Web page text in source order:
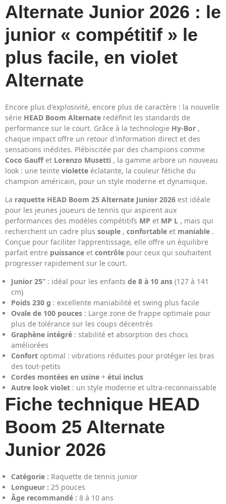
Alternate Junior 2026 : le
junior « compétitif » le
plus facile, en violet
Alternate
Encore plus d'explosivité, encore plus de caractère : la nouvelle
série HEAD Boom Alternate redéfinit les standards de
performance sur le court. Grâce à la technologie Hy-Bor ,
chaque impact offre un retour d'information direct et des
sensations inédites. Plébiscitée par des champions comme
Coco Gauffet Lorenzo Musetti , la gamme arbore un nouveau
look : une teinte violette éclatante, la couleur fétiche du
champion américain, pour un style moderne et dynamique.
La raquette HEAD Boom 25 Alternate Junior 2026 est idéale
pour les jeunes joueurs de tennis qui aspirent aux
performances des modèles compétitifs MP et MP L , mais qui
recherchent un cadre plus souple , confortable et maniable .
Conçue pour faciliter l'apprentissage, elle offre un équilibre
parfait entre puissance et contrôle pour ceux qui souhaitent
progresser rapidement sur le court.
Junior 25” : idéal pour les enfants de 8 à 10 ans (127 à 141
cm)
Poids 230 g : excellente maniabilité et swing plus facile
Ovale de 100 pouces : Large zone de frappe optimale pour
plus de tolérance sur les coups décentrés
Graphène intégré : stabilité et absorption des chocs
améliorées
Confort optimal : vibrations réduites pour protéger les bras
des tout-petits
Cordes montées en usine + étui inclus
Autre look violet : un style moderne et ultra-reconnaissable
Fiche technique HEAD
Boom 25 Alternate
Junior 2026
Catégorie : Raquette de tennis junior
Longueur : 25 pouces
Âge recommandé : 8 à 10 ans